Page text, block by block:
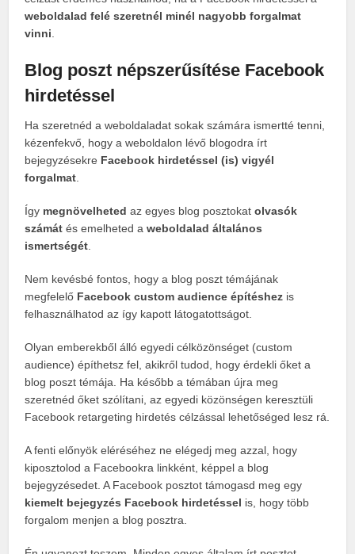
weboldalad felé szeretnél minél nagyobb forgalmat
vinni.
Blog poszt népszerűsítése Facebook
hirdetéssel
Ha szeretnéd a weboldaladat sokak számára ismertté tenni,
kézenfekvő, hogy a weboldalon lévő blogodra írt
bejegyzésekre Facebook hirdetéssel (is) vigyél
forgalmat.
Így megnövelheted az egyes blog posztokatolvasók
számát és emelheted aweboldalad általános
ismertségét.
Nem kevésbé fontos, hogy a blog poszt témájának
megfelelő Facebook custom audience építéshez is
felhasználhatod az így kapott látogatottságot.
Olyan emberekből álló egyedi célközönséget (custom
audience) építhetsz fel, akikről tudod, hogy érdekli őket a
blog poszt témája. Ha később a témában újra meg
szeretnéd őket szólítani, az egyedi közönségen keresztüli
Facebook retargeting hirdetés célzással lehetőséged lesz rá.
A fenti előnyök eléréséhez ne elégedj meg azzal, hogy
kiposztolod a Facebookra linkként, képpel a blog
bejegyzésedet. A Facebook posztot támogasd meg egy
kiemelt bejegyzés Facebook hirdetéssel is, hogy több
forgalom menjen a blog posztra.